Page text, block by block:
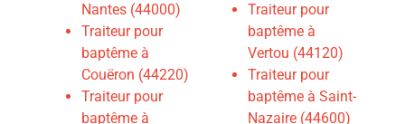
Nantes (44000)
Traiteur pour
baptême à
Couëron (44220)
Traiteur pour
baptême à
Traiteur pour
baptême à
Vertou (44120)
Traiteur pour
baptême à Saint-
Nazaire (44600)